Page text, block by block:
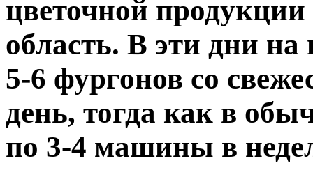
цветочной
область. В эти дни на
5-6 фургонов со
день, тогда как в
по 3-4 машины в